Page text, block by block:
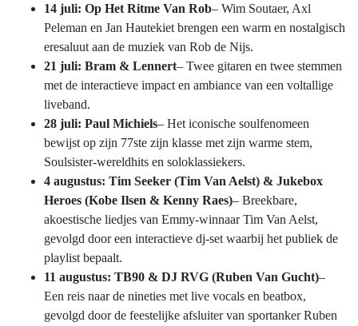
14 juli: Op Het Ritme Van Rob– Wim Soutaer, Axl
Peleman en Jan Hautekiet brengen een warm en nostalgisch
eresaluut aan de muziek van Rob de Nijs.
21 juli: Bram & Lennert– Twee gitaren en twee stemmen
met de interactieve impact en ambiance van een voltallige
liveband.
28 juli: Paul Michiels– Het iconische soulfenomeen
bewijst op zijn 77ste zijn klasse met zijn warme stem,
Soulsister-wereldhits en soloklassiekers.
4 augustus: Tim Seeker (Tim Van Aelst) & Jukebox
Heroes (Kobe Ilsen & Kenny Raes)– Breekbare,
akoestische liedjes van Emmy-winnaar Tim Van Aelst,
gevolgd door een interactieve dj-set waarbij het publiek de
playlist bepaalt.
11 augustus: TB90 & DJ RVG (Ruben Van Gucht)–
Een reis naar de nineties met live vocals en beatbox,
gevolgd door de feestelijke afsluiter van sportanker Ruben